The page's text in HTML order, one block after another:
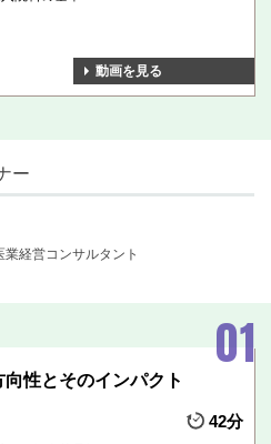
動画を見る
ー
業経営コンサルタント
性とそのインパクト
42分